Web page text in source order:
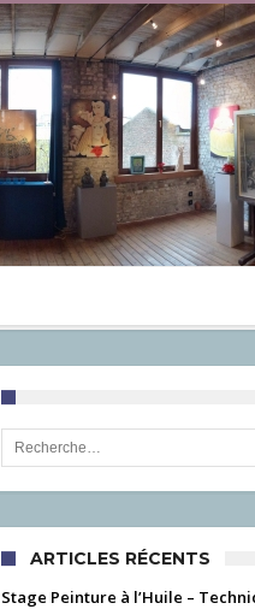
Rechercher :
ARTICLES RÉCENTS
Stage Peinture à l’Huile –